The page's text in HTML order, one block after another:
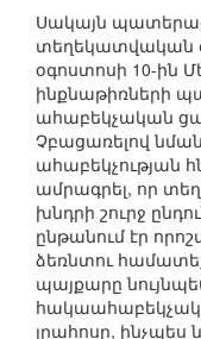
Սակայն
տեղեկատվական
օգոստոսի 10-ին
ինքնաթիռների
ահաբեկչական
Չբացառելով
ահաբեկչության
ամրագրել, որ
խնդրի շուրջ
ընթանում էր
ձեռնտու
պայքարը
լրահոսը,